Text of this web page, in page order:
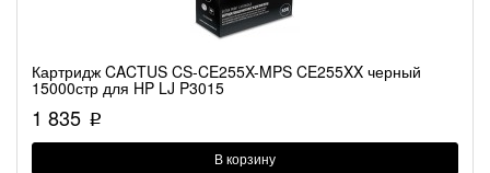
Картридж CACTUS CS-CE255X-MPS CE255XX черный
15000стр для HP LJ P3015
1 835 p
В корзину